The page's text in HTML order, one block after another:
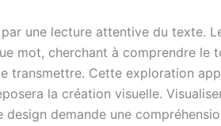
une lecture attentive du texte.
mot, cherchant à comprendre le
transmettre. Cette exploration
la création visuelle.
demande une